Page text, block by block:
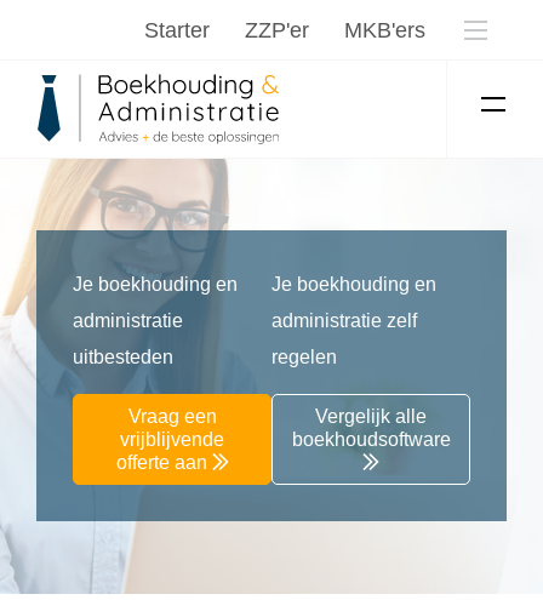
Starter ZZP'er MKB'ers
Je boekhouding en
administratie
uitbesteden
Vraag een
vrijblijvende
offerte aan
Je boekhouding en
administratie zelf
regelen
Vergelijk alle
boekhoudsoftware